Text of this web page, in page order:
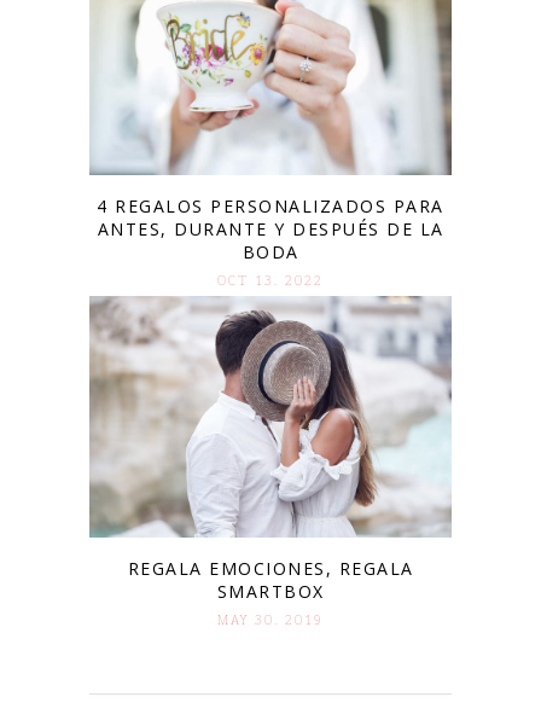
4 REGALOS PERSONALIZADOS PARA
ANTES, DURANTE Y DESPUÉS DE LA
BODA
OCT 13. 2022
REGALA EMOCIONES, REGALA
SMARTBOX
MAY 30. 2019